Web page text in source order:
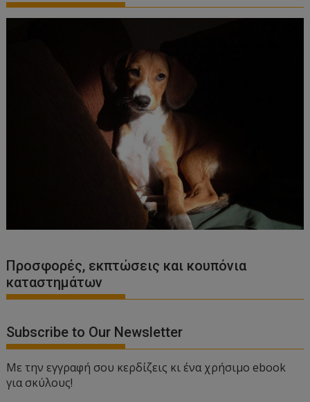
Προσφορές, εκπτώσεις και κουπόνια
καταστημάτων
Subscribe to Our Newsletter
Με την εγγραφή σου κερδίζεις κι ένα χρήσιμο ebook
για σκύλους!